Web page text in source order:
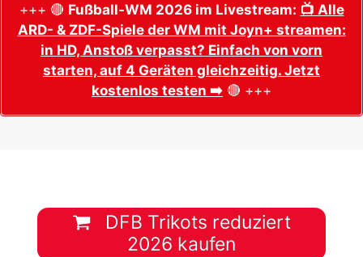
+++ 🔴 Fußball-WM 2026 im Livestream: 📺 Alle
ARD- & ZDF-Spiele der WM mit Joyn+ streamen:
in HD, Anstoß verpasst? Einfach von vorn
starten, auf 4 Geräten gleichzeitig. Jetzt
kostenlos testen ➡️ 🔴 +++
DFB Trikots reduziert
2026 kaufen